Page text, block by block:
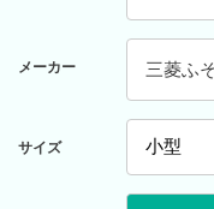
メーカー 三菱ふ
サイズ